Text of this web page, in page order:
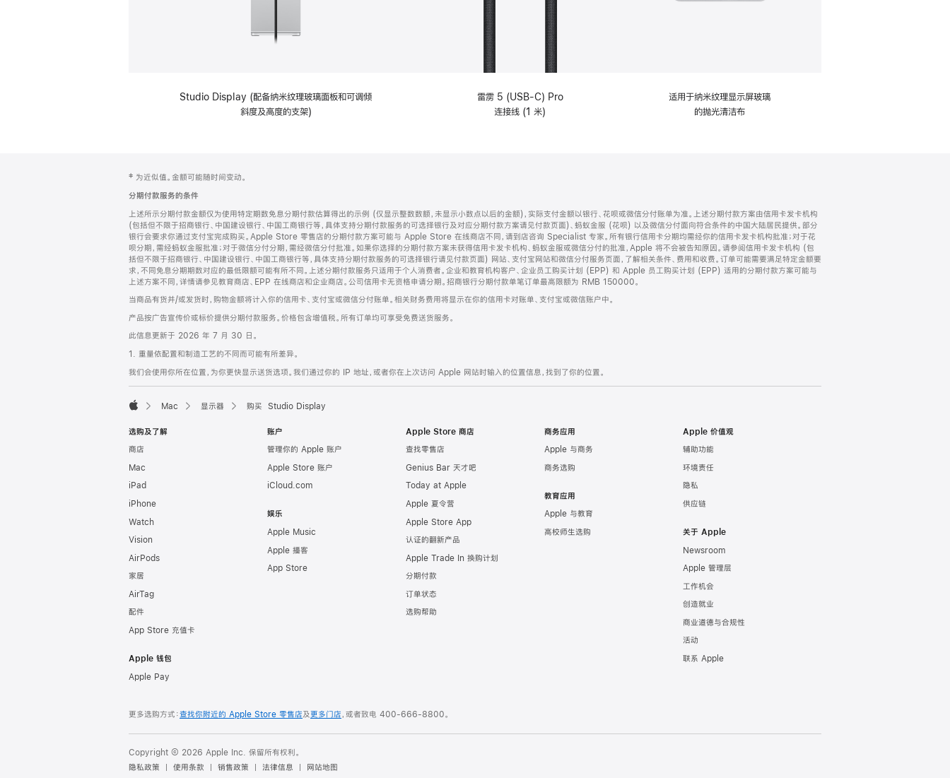
Studio Display (配备纳米纹理玻璃面板和可调倾
斜度及高度的支架)
雷雳 5 (USB-C) Pro
连接线 (1 米)
适用于纳米纹理显示屏玻璃
的抛光清洁布
页
脚
注
‡ 为近似值。金额可能随时间变动。
分期付款服务的条件
上述所示分期付款金额仅为使用特定期数免息分期付款估算得出的示例 (仅显示整数数额，未显示小数点以后的金额)，实际支付金额以银行、花呗或微信分付账单为准。上述分期付款方案由信用卡发卡机构
(包括但不限于招商银行、中国建设银行、中国工商银行等，具体支持分期付款服务的可选择银行及对应分期付款方案请见付款页面)、蚂蚁金服 (花呗) 以及微信分付面向符合条件的中国大陆居民提供。部分
银行会要求你通过支付宝完成购买。Apple Store 零售店的分期付款方案可能与 Apple Store 在线商店不同，请到店咨询 Specialist 专家。所有银行信用卡分期均需经你的信用卡发卡机构批准；对于花
呗分期，需经蚂蚁金服批准；对于微信分付分期，需经微信分付批准。如果你选择的分期付款方案未获得信用卡发卡机构、蚂蚁金服或微信分付的批准，Apple 将不会被告知原因。请参阅信用卡发卡机构 (包
括但不限于招商银行、中国建设银行、中国工商银行等，具体支持分期付款服务的可选择银行请见付款页面) 网站、支付宝网站和微信分付服务页面，了解相关条件、费用和收费。订单可能需要满足特定金额要
求，不同免息分期期数对应的最低限额可能有所不同。上述分期付款服务只适用于个人消费者。企业和教育机构客户、企业员工购买计划 (EPP) 和 Apple 员工购买计划 (EPP) 适用的分期付款方案可能与
上述方案不同，详情请参见教育商店、EPP 在线商店和企业商店。公司信用卡无资格申请分期。招商银行分期付款单笔订单最高限额为 RMB 150000。
当商品有货并/或发货时，购物金额将计入你的信用卡、支付宝或微信分付账单。相关财务费用将显示在你的信用卡对账单、支付宝或微信账户中。
产品按广告宣传价或标价提供分期付款服务。价格包含增值税。所有订单均可享受免费送货服务。
此信息更新于 2026 年 7 月 30 日。
1. 重量依配置和制造工艺的不同而可能有所差异。
我们会使用你所在位置，为你更快显示送货选项。我们通过你的 IP 地址，或者你在上次访问 Apple 网站时输入的位置信息，找到了你的位置。
Mac 显示器 购买 Studio Display
选购及了解
商店
Mac
iPad
iPhone
Watch
Vision
AirPods
家居
AirTag
配件
App Store 充值卡
Apple 钱包
Apple Pay
账户
管理你的 Apple 账户
Apple Store 账户
iCloud.com
娱乐
Apple Music
Apple 播客
App Store
Apple Store 商店
查找零售店
Genius Bar 天才吧
Today at Apple
Apple 夏令营
Apple Store App
认证的翻新产品
Apple Trade In 换购计划
分期付款
订单状态
选购帮助
商务应用
Apple 与商务
商务选购
教育应用
Apple 与教育
高校师生选购
Apple 价值观
辅助功能
环境责任
隐私
供应链
关于 Apple
Newsroom
Apple 管理层
工作机会
创造就业
商业道德与合规性
活动
联系 Apple
更多选购方式：查找你附近的 Apple Store 零售店及更多门店，或者致电 400-666-8800。
Copyright © 2026 Apple Inc. 保留所有权利。
隐私政策
使用条款 销售政策 法律信息 网站地图